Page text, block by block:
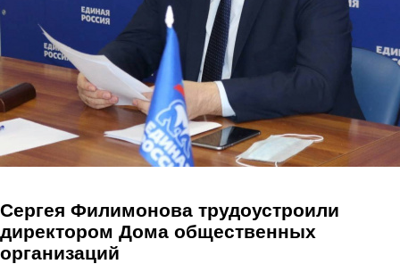
Сергея Филимонова трудоустроили
директором Дома общественных
организаций